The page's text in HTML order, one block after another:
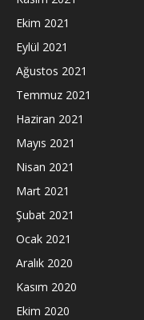
Ekim 2021
Eylül 2021
Ağustos 2021
Temmuz 2021
Haziran 2021
Mayıs 2021
Nisan 2021
Mart 2021
Şubat 2021
Ocak 2021
Aralık 2020
Kasım 2020
Ekim 2020